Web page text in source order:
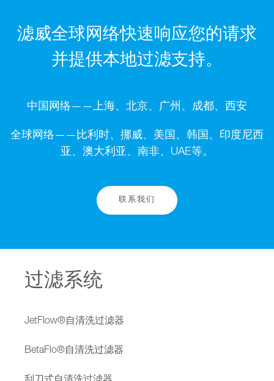
滤威全球网络快速响应您的请求
并提供本地过滤支持。
中国网络——上海、北京、广州、成都、西安
全球网络——比利时、挪威、美国、韩国、印度尼西
亚、澳大利亚、南非、UAE等。
联系我们
过滤系统
JetFlow®自清洗过滤器
BetaFlo®自清洗过滤器